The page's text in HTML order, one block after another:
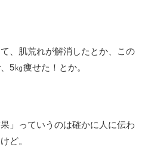
、肌荒れが解消したとか、この
5㎏痩せた！とか。
」っていうのは確かに人に伝わ
ど。